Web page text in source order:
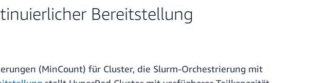
Bereitstellung
(MinCount) für Cluster, die Slurm-Orchestrierung mit